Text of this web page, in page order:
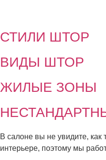
СТИЛИ ШТОР
ВИДЫ ШТОР
ЖИЛЫЕ ЗОНЫ
В салоне вы не увидите, как
интерьере, поэтому мы